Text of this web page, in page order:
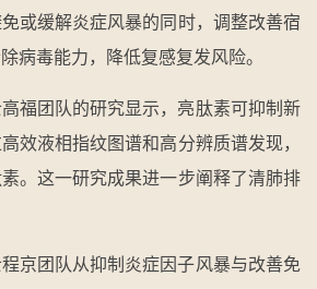
或缓解炎症风暴的同时，调整改善宿
病毒能力，降低复感复发风险。
福团队的研究显示，亮肽素可抑制新
效液相指纹图谱和高分辨质谱发现，
。这一研究成果进一步阐释了清肺排
京团队从抑制炎症因子风暴与改善免